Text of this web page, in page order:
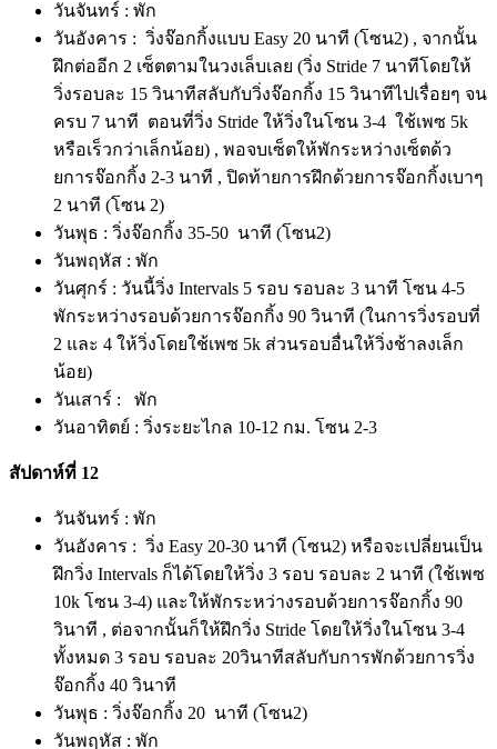
วันจันทร์ : พัก
วันอังคาร : วิ่งจ๊อกกิ้งแบบ Easy 20 นาที (โซน2) , จากนั้น
ฝึกต่ออีก 2 เซ็ตตามในวงเล็บเลย (วิ่ง Stride 7 นาทีโดยให้
วิ่งรอบละ 15 วินาทีสลับกับวิ่งจ๊อกกิ้ง 15 วินาทีไปเรื่อยๆ จน
ครบ 7 นาที ตอนที่วิ่ง Stride ให้วิ่งในโซน 3-4 ใช้เพซ 5k
หรือเร็วกว่าเล็กน้อย) , พอจบเซ็ตให้พักระหว่างเซ็ตด้ว
ยการจ๊อกกิ้ง 2-3 นาที , ปิดท้ายการฝึกด้วยการจ๊อกกิ้งเบาๆ
2 นาที (โซน 2)
วันพุธ : วิ่งจ๊อกกิ้ง 35-50 นาที (โซน2)
วันพฤหัส : พัก
วันศุกร์ : วันนี้วิ่ง Intervals 5 รอบ รอบละ 3 นาที โซน 4-5
พักระหว่างรอบด้วยการจ๊อกกิ้ง 90 วินาที (ในการวิ่งรอบที่
2 และ 4 ให้วิ่งโดยใช้เพซ 5k ส่วนรอบอื่นให้วิ่งช้าลงเล็ก
น้อย)
วันเสาร์ : พัก
วันอาทิตย์ : วิ่งระยะไกล 10-12 กม. โซน 2-3
สัปดาห์ที่ 12
วันจันทร์ : พัก
วันอังคาร : วิ่ง Easy 20-30 นาที (โซน2) หรือจะเปลี่ยนเป็น
ฝึกวิ่ง Intervals ก็ได้โดยให้วิ่ง 3 รอบ รอบละ 2 นาที (ใช้เพซ
10k โซน 3-4) และให้พักระหว่างรอบด้วยการจ๊อกกิ้ง 90
วินาที , ต่อจากนั้นก็ให้ฝึกวิ่ง Stride โดยให้วิ่งในโซน 3-4
ทั้งหมด 3 รอบ รอบละ 20วินาทีสลับกับการพักด้วยการวิ่ง
จ๊อกกิ้ง 40 วินาที
วันพุธ : วิ่งจ๊อกกิ้ง 20 นาที (โซน2)
วันพฤหัส : พัก